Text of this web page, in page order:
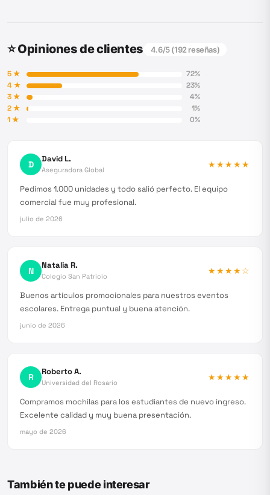
⭐ Opiniones de clientes 4.6/5 (192 reseñas)
5★ 72%
4★ 23%
3★ 4%
2★ 1%
1★ 0%
D David L.
Aseguradora Global
★★★★★
Pedimos 1.000 unidades y todo salió perfecto. El equipo
comercial fue muy profesional.
julio de 2026
N Natalia R.
Colegio San Patricio
★★★★☆
Buenos artículos promocionales para nuestros eventos
escolares. Entrega puntual y buena atención.
junio de 2026
R Roberto A.
Universidad del Rosario
★★★★★
Compramos mochilas para los estudiantes de nuevo ingreso.
Excelente calidad y muy buena presentación.
mayo de 2026
También te puede interesar